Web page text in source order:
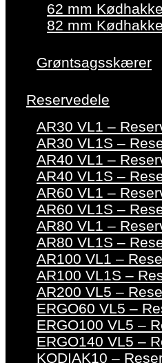
62 mm
82 mm
Grøntsagsskærer
Reservedele
AR30 VL1 –
AR30 VL1S –
AR40 VL1 –
AR40 VL1S –
AR60 VL1 –
AR60 VL1S –
AR80 VL1 –
AR80 VL1S –
AR100 VL1 –
AR100 VL1S –
AR200 VL5 –
ERGO60 VL5 –
ERGO100 VL5 –
ERGO140 VL5 –
KODIAK10 –